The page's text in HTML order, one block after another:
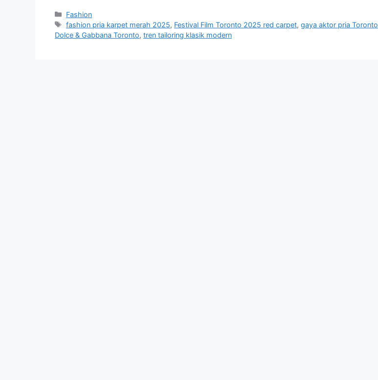
Categories
Fashion
Tags
fashion pria karpet merah 2025, Festival Film Toronto 2025 red carpet,gaya aktor pria Toronto
Dolce & Gabbana Toronto, tren tailoring klasik modern